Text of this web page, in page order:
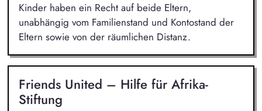
Kinder haben ein Recht auf beide Eltern,
unabhängig vom Familienstand und Kontostand der
Eltern sowie von der räumlichen Distanz.
Friends United – Hilfe für Afrika-
Stiftung